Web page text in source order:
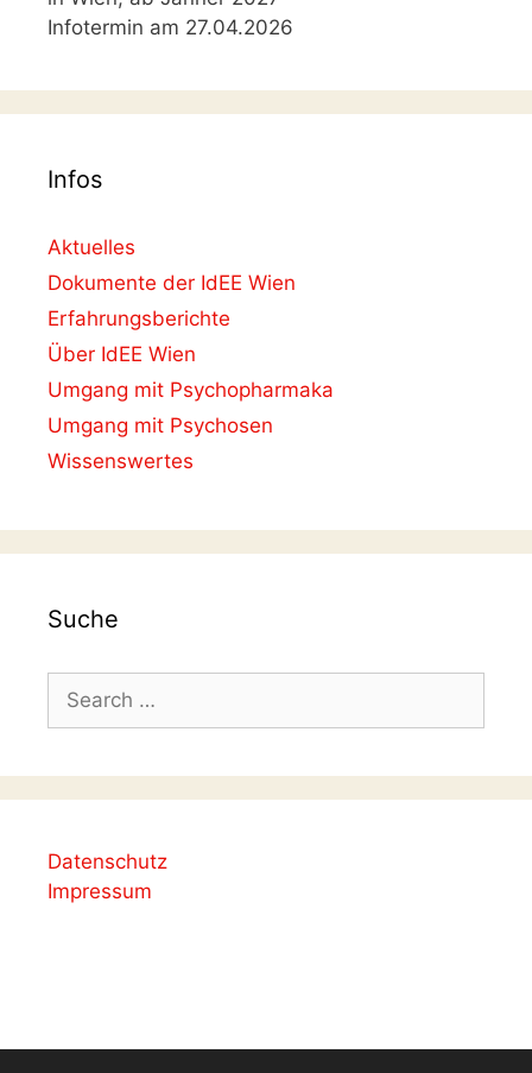
Infotermin am 27.04.2026
Infos
Aktuelles
Dokumente der IdEE Wien
Erfahrungsberichte
Über IdEE Wien
Umgang mit Psychopharmaka
Umgang mit Psychosen
Wissenswertes
Suche
Search
for:
Datenschutz
Impressum